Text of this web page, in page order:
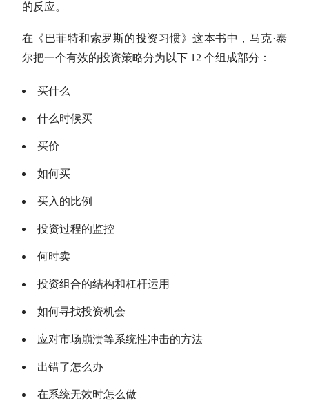
的反应。
在《 巴菲特和索罗斯的投资习惯》这本书中，马克·泰
尔把一个有效的投资策略分为以下 12 个组成部分：
买什么
什么时候买
买价
如何买
买入的比例
投资过程的监控
何时卖
投资组合的结构和杠杆运用
如何寻找投资机会
应对市场崩溃等系统性冲击的方法
出错了怎么办
在系统无效时怎么做